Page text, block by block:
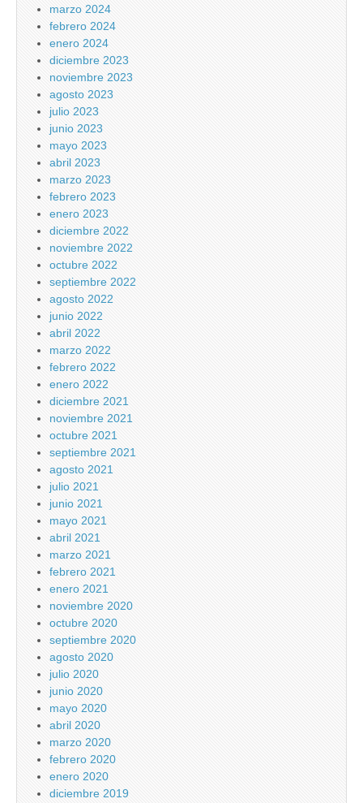
marzo 2024
febrero 2024
enero 2024
diciembre 2023
noviembre 2023
agosto 2023
julio 2023
junio 2023
mayo 2023
abril 2023
marzo 2023
febrero 2023
enero 2023
diciembre 2022
noviembre 2022
octubre 2022
septiembre 2022
agosto 2022
junio 2022
abril 2022
marzo 2022
febrero 2022
enero 2022
diciembre 2021
noviembre 2021
octubre 2021
septiembre 2021
agosto 2021
julio 2021
junio 2021
mayo 2021
abril 2021
marzo 2021
febrero 2021
enero 2021
noviembre 2020
octubre 2020
septiembre 2020
agosto 2020
julio 2020
junio 2020
mayo 2020
abril 2020
marzo 2020
febrero 2020
enero 2020
diciembre 2019